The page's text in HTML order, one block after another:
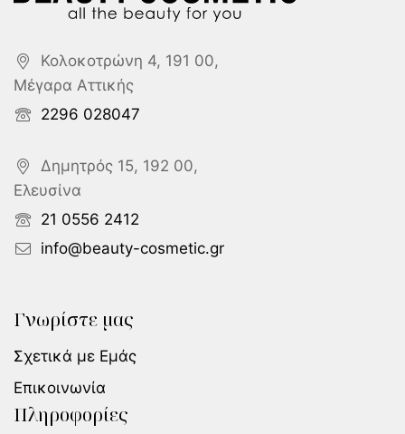
Κολοκοτρώνη 4, 191 00,
Μέγαρα Αττικής
2296 028047
Δημητρός 15, 192 00,
Ελευσίνα
21 0556 2412
info@beauty-cosmetic.gr
Γνωρίστε μας
Σχετικά με Εμάς
Επικοινωνία
Πληροφορίες